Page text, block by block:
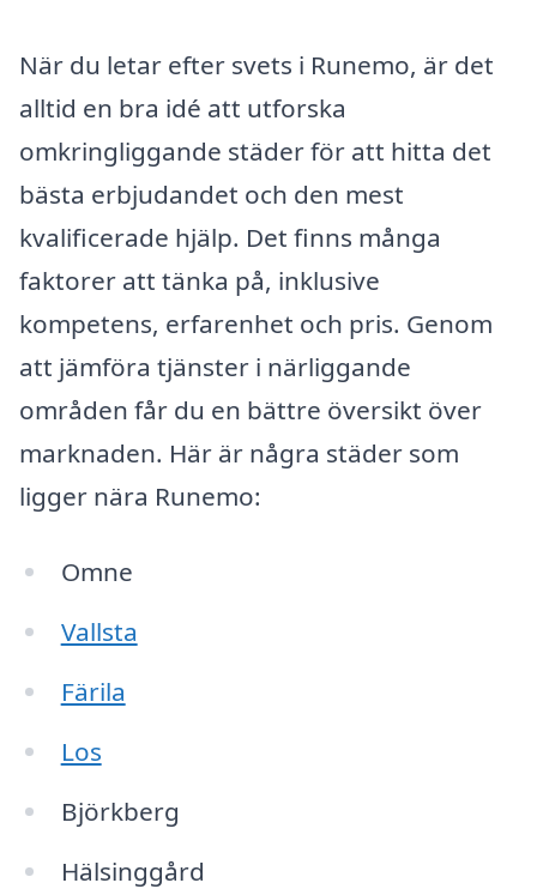
När du letar efter svets i Runemo, är det
alltid en bra idé att utforska
omkringliggande städer för att hitta det
bästa erbjudandet och den mest
kvalificerade hjälp. Det finns många
faktorer att tänka på, inklusive
kompetens, erfarenhet och pris. Genom
att jämföra tjänster i närliggande
områden får du en bättre översikt över
marknaden. Här är några städer som
ligger nära Runemo:
Omne
Vallsta
Färila
Los
Björkberg
Hälsinggård